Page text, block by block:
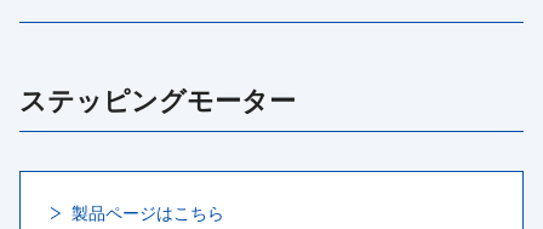
ステッピングモーター
製品ページはこちら